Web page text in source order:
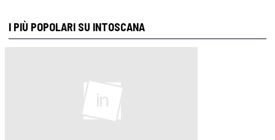
I PIÙ POPOLARI SU INTOSCANA